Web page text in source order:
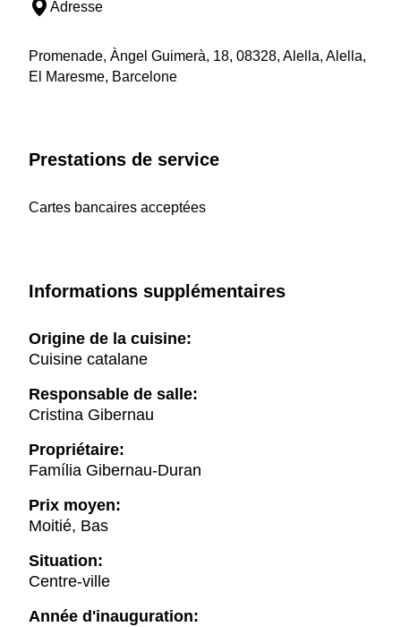
Adresse
Promenade, Àngel Guimerà, 18, 08328, Alella, Alella,
El Maresme, Barcelone
Prestations de service
Cartes bancaires acceptées
Informations supplémentaires
Origine de la cuisine:
Cuisine catalane
Responsable de salle:
Cristina Gibernau
Propriétaire:
Família Gibernau-Duran
Prix moyen:
Moitié, Bas
Situation:
Centre-ville
Année d'inauguration: